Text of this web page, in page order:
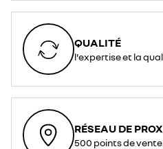
QUALITÉ
l'expertise et la
RÉSEAU DE
500 points de vente